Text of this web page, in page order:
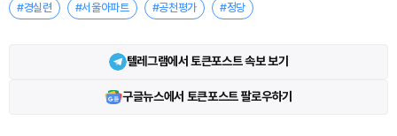
#경실련 #서울아파트 #공천평가 #정당
텔레그램에서 토큰포스트 속보 보기
구글뉴스에서 토큰포스트 팔로우하기